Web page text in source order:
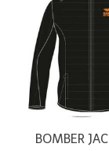
BOMBER